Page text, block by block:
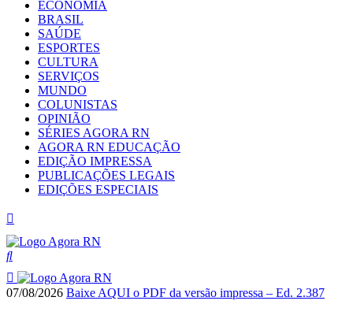
ECONOMIA
BRASIL
SAÚDE
ESPORTES
CULTURA
SERVIÇOS
MUNDO
COLUNISTAS
OPINIÃO
SÉRIES AGORA RN
AGORA RN EDUCAÇÃO
EDIÇÃO IMPRESSA
PUBLICAÇÕES LEGAIS
EDIÇÕES ESPECIAIS
07/08/2026 Baixe AQUI o PDF da versão impressa – Ed. 2.387